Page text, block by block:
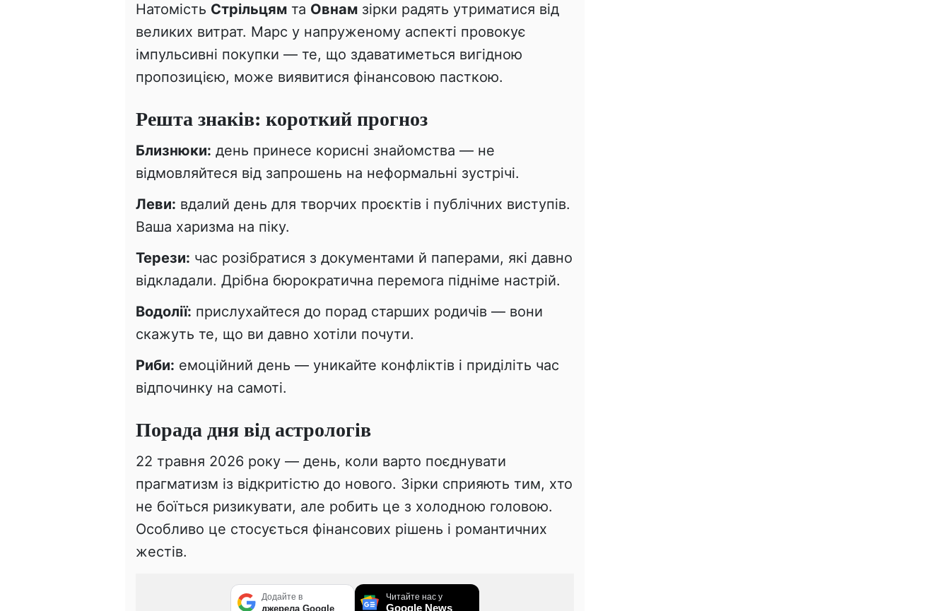
Натомість Стрільцям та Овнам зірки радять утриматися від
великих витрат. Марс у напруженому аспекті провокує
імпульсивні покупки — те, що здаватиметься вигідною
пропозицією, може виявитися фінансовою пасткою.
Решта знаків: короткий прогноз
Близнюки: день принесе корисні знайомства — не
відмовляйтеся від запрошень на неформальні зустрічі.
Леви: вдалий день для творчих проєктів і публічних виступів.
Ваша харизма на піку.
Терези: час розібратися з документами й паперами, які давно
відкладали. Дрібна бюрократична перемога підніме настрій.
Водолії: прислухайтеся до порад старших родичів — вони
скажуть те, що ви давно хотіли почути.
Риби: емоційний день — уникайте конфліктів і приділіть час
відпочинку на самоті.
Порада дня від астрологів
22 травня 2026 року — день, коли варто поєднувати
прагматизм із відкритістю до нового. Зірки сприяють тим, хто
не боїться ризикувати, але робить це з холодною головою.
Особливо це стосується фінансових рішень і романтичних
жестів.
Додайте в
джерела Google
Читайте нас у
Google News